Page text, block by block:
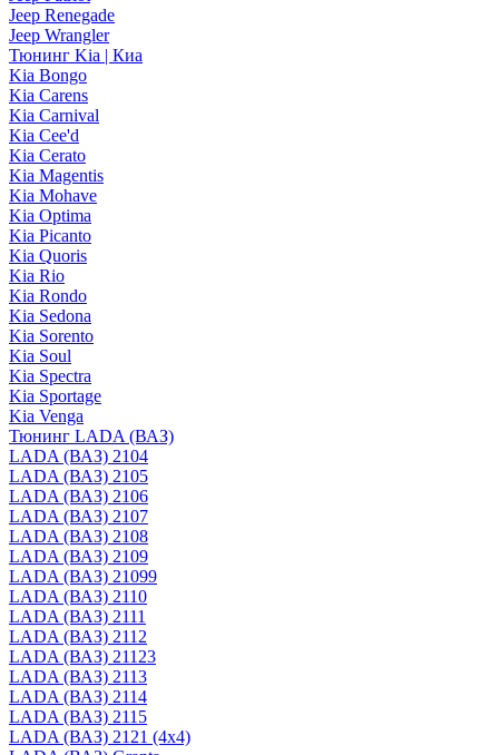
Jeep Renegade
Jeep Wrangler
Тюнинг Kia | Киа
Kia Bongo
Kia Carens
Kia Carnival
Kia Cee'd
Kia Cerato
Kia Magentis
Kia Mohave
Kia Optima
Kia Picanto
Kia Quoris
Kia Rio
Kia Rondo
Kia Sedona
Kia Sorento
Kia Soul
Kia Spectra
Kia Sportage
Kia Venga
Тюнинг LADA (ВАЗ)
LADA (ВАЗ) 2104
LADA (ВАЗ) 2105
LADA (ВАЗ) 2106
LADA (ВАЗ) 2107
LADA (ВАЗ) 2108
LADA (ВАЗ) 2109
LADA (ВАЗ) 21099
LADA (ВАЗ) 2110
LADA (ВАЗ) 2111
LADA (ВАЗ) 2112
LADA (ВАЗ) 21123
LADA (ВАЗ) 2113
LADA (ВАЗ) 2114
LADA (ВАЗ) 2115
LADA (ВАЗ) 2121 (4x4)